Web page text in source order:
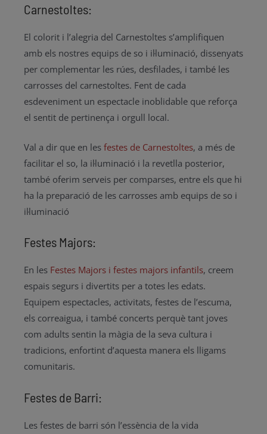
Carnestoltes:
El colorit i l’alegria del Carnestoltes s’amplifiquen
amb els nostres equips de so i il·luminació, dissenyats
per complementar les rúes, desfilades, i també les
carrosses del carnestoltes. Fent de cada
esdeveniment un espectacle inoblidable que reforça
el sentit de pertinença i orgull local.
Val a dir que en les festes de Carnestoltes, a més de
facilitar el so, la il·luminació i la revetlla posterior,
també oferim serveis per comparses, entre els que hi
ha la preparació de les carrosses amb equips de so i
il·luminació
Festes Majors:
En les Festes Majors i festes majors infantils, creem
espais segurs i divertits per a totes les edats.
Equipem espectacles, activitats, festes de l’escuma,
els correaigua, i també concerts perquè tant joves
com adults sentin la màgia de la seva cultura i
tradicions, enfortint d’aquesta manera els lligams
comunitaris.
Festes de Barri:
Les festes de barri són l’essència de la vida